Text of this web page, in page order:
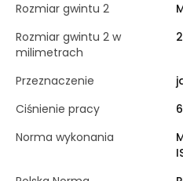
Rozmiar gwintu 2
Rozmiar gwintu 2 w
milimetrach
Przeznaczenie
Ciśnienie pracy
Norma wykonania